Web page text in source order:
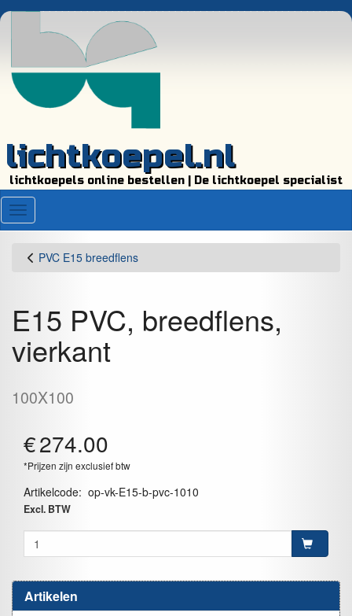
lichtkoepel.nl
lichtkoepels online bestellen | De lichtkoepel specialist
Menu
Artikelen
PVC E15 breedflens
E15 PVC, breedflens,
vierkant
100X100
€274.00
*Prijzen zijn exclusief btw
Artikelcode: op-vk-E15-b-pvc-1010
Excl. BTW